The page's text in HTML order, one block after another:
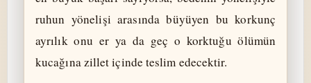
ruhun yönelişi arasında büyüyen bu korkunç
ayrılık onu er ya da geç o korktuğu ölümün
kucağına zillet içinde teslim edecektir.